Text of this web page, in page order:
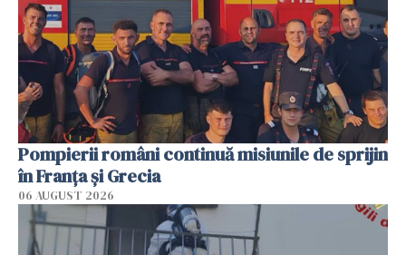
Pompierii români continuă misiunile de sprijin
în Franţa şi Grecia
06 AUGUST 2026